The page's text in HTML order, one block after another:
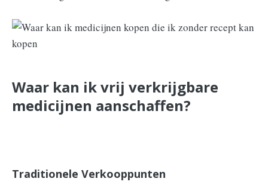
Waar kan ik vrij verkrijgbare
medicijnen aanschaffen?
Traditionele Verkooppunten